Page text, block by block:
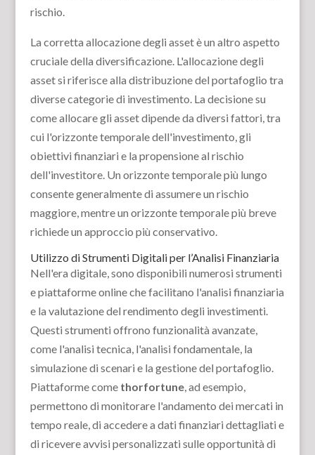
rischio.
La corretta allocazione degli asset è un altro aspetto
cruciale della diversificazione. L'allocazione degli
asset si riferisce alla distribuzione del portafoglio tra
diverse categorie di investimento. La decisione su
come allocare gli asset dipende da diversi fattori, tra
cui l'orizzonte temporale dell'investimento, gli
obiettivi finanziari e la propensione al rischio
dell'investitore. Un orizzonte temporale più lungo
consente generalmente di assumere un rischio
maggiore, mentre un orizzonte temporale più breve
richiede un approccio più conservativo.
Utilizzo di Strumenti Digitali per l’Analisi Finanziaria
Nell'era digitale, sono disponibili numerosi strumenti
e piattaforme online che facilitano l'analisi finanziaria
e la valutazione del rendimento degli investimenti.
Questi strumenti offrono funzionalità avanzate,
come l'analisi tecnica, l'analisi fondamentale, la
simulazione di scenari e la gestione del portafoglio.
Piattaforme come thorfortune, ad esempio,
permettono di monitorare l'andamento dei mercati in
tempo reale, di accedere a dati finanziari dettagliati e
di ricevere avvisi personalizzati sulle opportunità di